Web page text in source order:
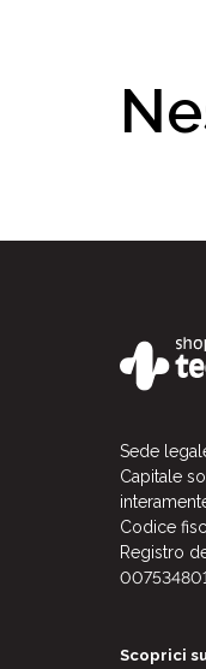
Sede
Capitale
Codice
Registro
Scoprici